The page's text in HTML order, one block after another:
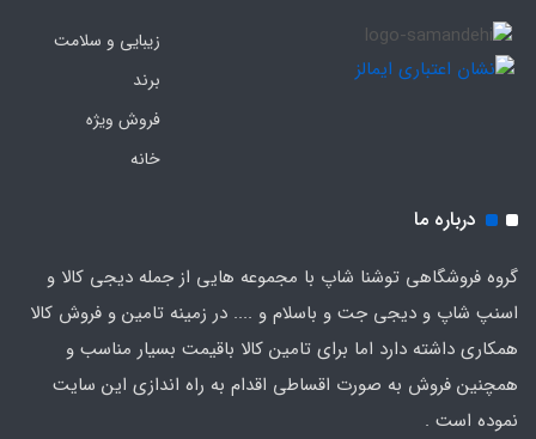
زیبایی و سلامت
برند
فروش ویژه
خانه
درباره ما
گروه فروشگاهی توشنا شاپ با مجموعه هایی از جمله دیجی کالا و
اسنپ شاپ و دیجی جت و باسلام و .... در زمینه تامین و فروش کالا
همکاری داشته دارد اما برای تامین کالا باقیمت بسیار مناسب و
همچنین فروش به صورت اقساطی اقدام به راه اندازی این سایت
نموده است .